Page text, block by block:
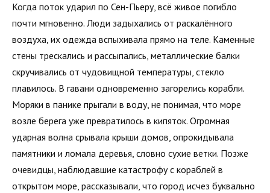
Когда поток ударил по Сен-Пьеру, всё живое погибло
почти мгновенно. Люди задыхались от раскалённого
воздуха, их одежда вспыхивала прямо на теле. Каменные
стены трескались и рассыпались, металлические балки
скручивались от чудовищной температуры, стекло
плавилось. В гавани одновременно загорелись корабли.
Моряки в панике прыгали в воду, не понимая, что море
возле берега уже превратилось в кипяток. Огромная
ударная волна срывала крыши домов, опрокидывала
памятники и ломала деревья, словно сухие ветки. Позже
очевидцы, наблюдавшие катастрофу с кораблей в
открытом море, рассказывали, что город исчез буквально